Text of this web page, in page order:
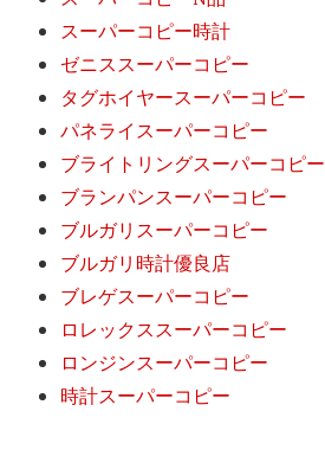
スーパーコピー時計
ゼニススーパーコピー
タグホイヤースーパーコピー
パネライスーパーコピー
ブライトリングスーパーコピー
ブランパンスーパーコピー
ブルガリスーパーコピー
ブルガリ時計優良店
ブレゲスーパーコピー
ロレックススーパーコピー
ロンジンスーパーコピー
時計スーパーコピー